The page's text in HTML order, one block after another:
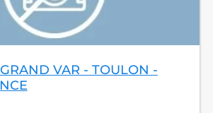
VAR - TOULON -